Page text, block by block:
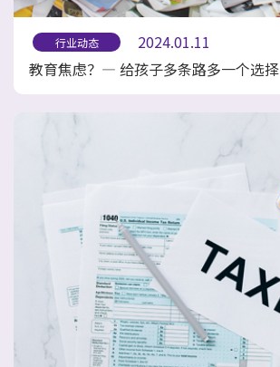
行业动态
2024.01.11
教育焦虑？— 给孩子多条路多一个选择